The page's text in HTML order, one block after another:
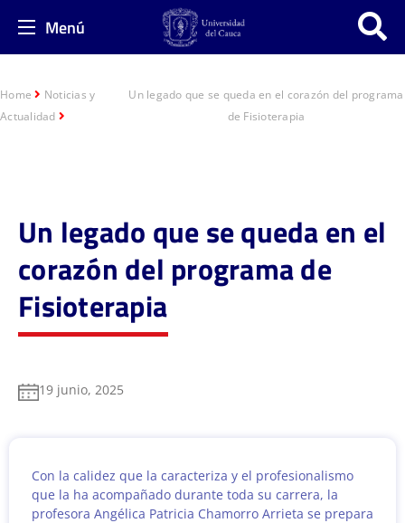
Menú
Home
Noticias y
Actualidad
Un legado que se queda en el corazón del programa
de Fisioterapia
Un legado que se queda en el
corazón del programa de
Fisioterapia
19 junio, 2025
Con la calidez que la caracteriza y el profesionalismo
que la ha acompañado durante toda su carrera, la
profesora Angélica Patricia Chamorro Arrieta se prepara